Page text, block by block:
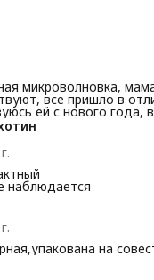
микроволновка,
все пришло в
ей с нового года,
наблюдается
на